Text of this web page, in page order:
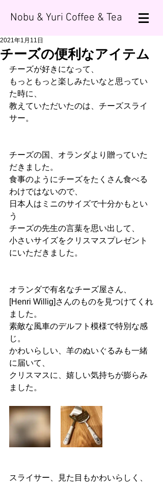
Nobu & Yuri Coffee & Tea
チーズの便利なアイテム
2021年1月11日
チーズが好きになって、
もっともっと楽しみたいなと思ってい
た時に、
教えていただいたのは、チーズスライ
サー。
チーズの国、オランダより贈っていた
だきました。
食事のようにチーズをたくさん食べる
わけではないので、
日本人はミニのサイズで十分かもとい
う
チーズの先生の言葉を思い出して、
小さいサイズをクリスマスプレゼント
にいただきました。
オランダで有名なチーズ屋さん、
[Henri Willig]さんのものを見つけてくれ
ました。
素敵な風車のデルフト模様で特別な感
じ。
かわいらしい、羊のぬいぐるみも一緒
に届いて、
クリスマスに、嬉しい気持ちが膨らみ
ました。
スライサー、見た目もかわいらしく、